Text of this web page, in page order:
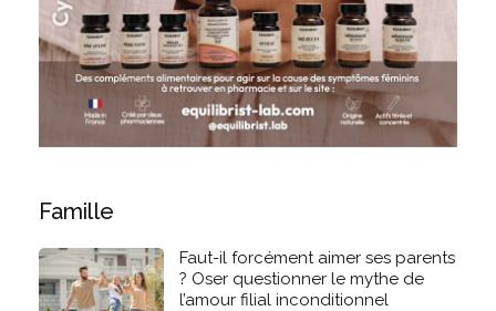
Famille
Faut-il forcément aimer ses parents
? Oser questionner le mythe de
l’amour filial inconditionnel